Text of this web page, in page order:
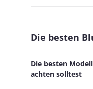
Die besten
Die besten
achten solltest